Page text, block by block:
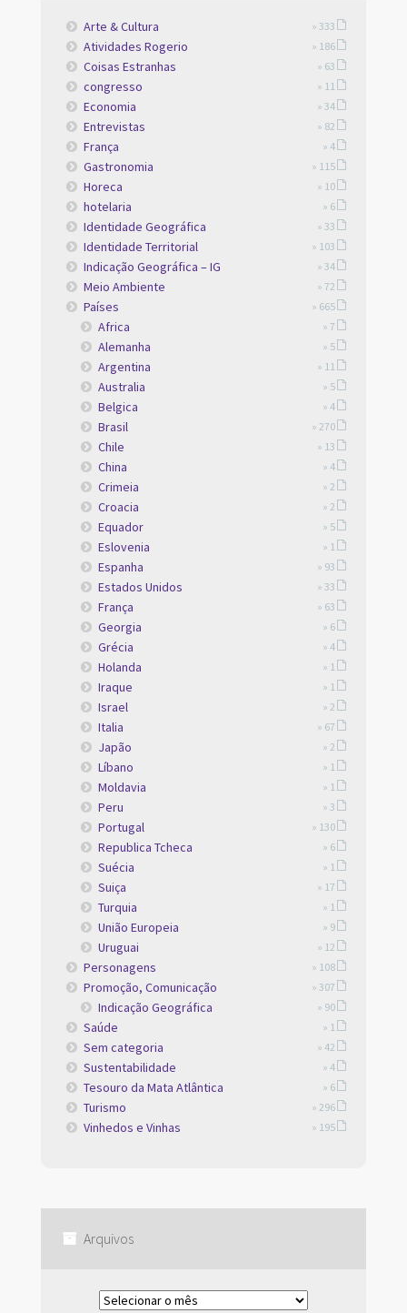
Arte & Cultura » 333
Atividades Rogerio » 186
Coisas Estranhas » 63
congresso » 11
Economia » 34
Entrevistas » 82
França » 4
Gastronomia » 115
Horeca » 10
hotelaria » 6
Identidade Geográfica » 33
Identidade Territorial » 103
Indicação Geográfica – IG » 34
Meio Ambiente » 72
Países » 665
Africa » 7
Alemanha » 5
Argentina » 11
Australia » 5
Belgica » 4
Brasil » 270
Chile » 13
China » 4
Crimeia » 2
Croacia » 2
Equador » 5
Eslovenia » 1
Espanha » 93
Estados Unidos » 33
França » 63
Georgia » 6
Grécia » 4
Holanda » 1
Iraque » 1
Israel » 2
Italia » 67
Japão » 2
Líbano » 1
Moldavia » 1
Peru » 3
Portugal » 130
Republica Tcheca » 6
Suécia » 1
Suiça » 17
Turquia » 1
União Europeia » 9
Uruguai » 12
Personagens » 108
Promoção, Comunicação » 307
Indicação Geográfica » 90
Saúde » 1
Sem categoria » 42
Sustentabilidade » 4
Tesouro da Mata Atlântica » 6
Turismo » 296
Vinhedos e Vinhas » 195
Arquivos